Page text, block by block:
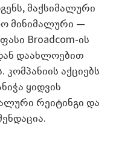
მაქსიმალური
მინიმალური —
Broadcom-ის
დაახლოებით
აქციებს
ყიდვის
რეიტინგი და